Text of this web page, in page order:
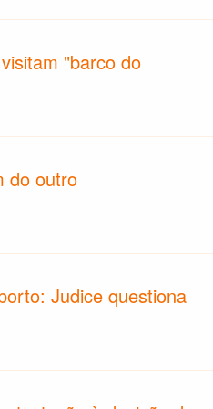
"barco do
do outro
Judice questiona